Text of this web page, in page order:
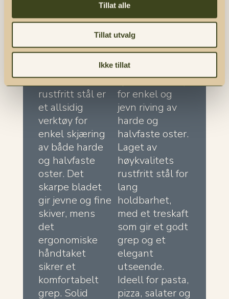
Tillat alle
Tillat utvalg
Ikke tillat
Ostehøvel
universal Stål
Kvitfjell
ostehøvel i
rustfritt stål er
et allsidig
verktøy for
enkel skjæring
av både harde
og halvfaste
oster. Det
skarpe bladet
gir jevne og fine
skiver, mens
det
ergonomiske
håndtaket
sikrer et
komfortabelt
grep. Solid
Treskaft
Osterasp
Treskaft
osterasp er et
klassisk
kjøkkenredskap
for enkel og
jevn riving av
harde og
halvfaste oster.
Laget av
høykvalitets
rustfritt stål for
lang
holdbarhet,
med et treskaft
som gir et godt
grep og et
elegant
utseende.
Ideell for pasta,
pizza, salater og